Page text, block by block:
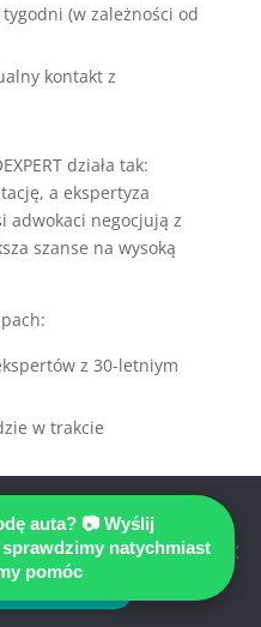
(w zależności od
kontakt z
działa tak:
a ekspertyza
adwokaci negocjują z
szanse na wysoką
z 30-letniym
w trakcie
kierowcy i
odszkodowanie w
z przepisami
auta? 📷 Wyślij
natychmiast
pomóc
aby świadczyć usługi na
ze strony oznacza,
ich użycie.